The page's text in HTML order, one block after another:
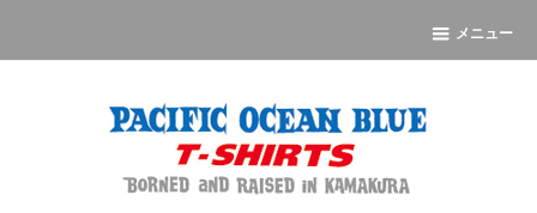
メニュー